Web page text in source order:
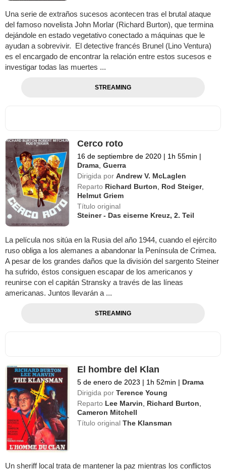
Una serie de extraños sucesos acontecen tras el brutal ataque
del famoso novelista John Morlar (Richard Burton), que termina
dejándole en estado vegetativo conectado a máquinas que le
ayudan a sobrevivir. El detective francés Brunel (Lino Ventura)
es el encargado de encontrar la relación entre estos sucesos e
investigar todas las muertes ...
STREAMING
Cerco roto
16 de septiembre de 2020 | 1h 55min |
Drama ,Guerra
Dirigida por Andrew V. McLaglen
Reparto Richard Burton Rod Steiger,
Helmut Griem
Título original
Steiner - Das eiserne Kreuz, 2. Teil
La película nos sitúa en la Rusia del año 1944, cuando el ejército
ruso obliga a los alemanes a abandonar la Península de Crimea.
A pesar de los grandes daños que la división del sargento Steiner
ha sufrido, éstos consiguen escapar de los americanos y
reunirse con el capitán Stransky a través de las líneas
americanas. Juntos llevarán a ...
STREAMING
El hombre del Klan
5 de enero de 2023 | 1h 52min | Drama
Dirigida por Terence Young
Reparto Lee Marvin Richard Burton
Cameron Mitchell
Título originalThe Klansman
Un sheriff local trata de mantener la paz mientras los conflictos